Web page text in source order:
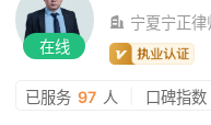
在线
宁夏宁正
已服务 97 人 口碑指数